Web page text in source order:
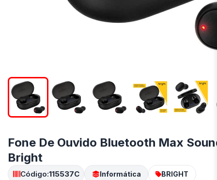
Fone De Ouvido Bluetooth Max
Bright
Código:115537C Informática BRIGHT